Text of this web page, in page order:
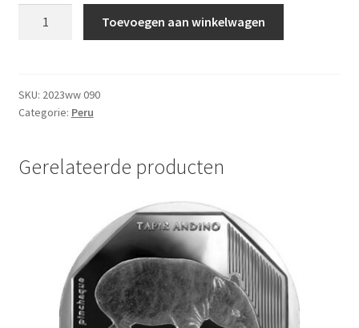
UNC
aantal
Toevoegen aan winkelwagen
SKU: 2023ww 090
Categorie: Peru
Gerelateerde producten